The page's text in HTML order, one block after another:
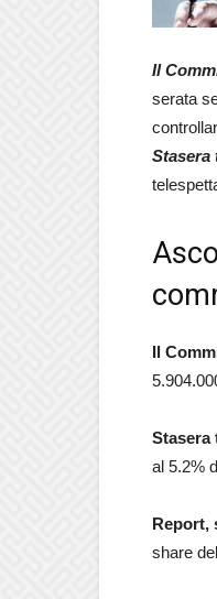
Il
serata
Stasera
Il
Stasera
al 5.2%
Report,
share